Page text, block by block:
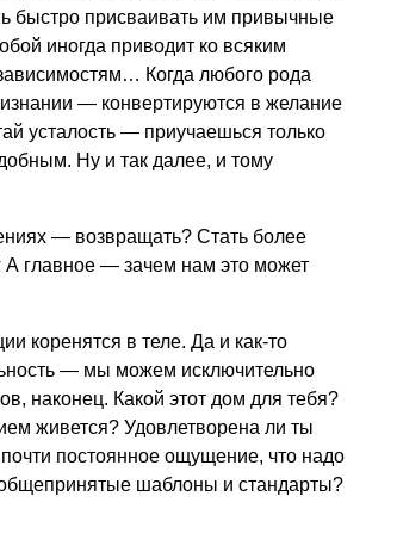
быстро присваивать им привычные
иногда приводит ко всяким
Когда любого рода
— конвертируются в желание
усталость — приучаешься только
Ну и так далее, и тому
— возвращать? Стать более
А главное — зачем нам это может
коренятся в теле. Да и как-то
— мы можем исключительно
наконец. Какой этот дом для тебя?
живется? Удовлетворена ли ты
постоянное ощущение, что надо
общепринятые шаблоны и стандарты?